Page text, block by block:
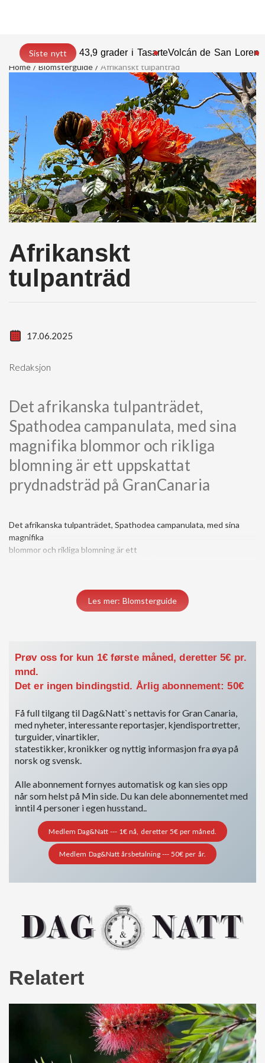
Siste nytt 43,9 grader i TasarteVolcán de San
Home
Blomsterguide Afrikanskt tulpanträd
Afrikanskt
tulpanträd
17.06.2025
Redaksjon
Det afrikanska tulpanträdet,
Spathodea campanulata, med sina
magnifika blommor och rikliga
blomning är ett uppskattat
prydnadsträd på GranCanaria
Det afrikanska tulpanträdet, Spathodea campanulata, med sina
magnifika
blommor och rikliga blomning är ett
Vis medlemsnivåer Logg inn her
Les mer: Blomsterguide
Prøv oss for kun 1€ første måned, deretter 5€ pr.
mnd.
Det er ingen bindingstid. Årlig abonnement: 50€
Få full tilgang til Dag&Natt`s nettavis for Gran Canaria,
med nyheter, interessante reportasjer, kjendisportretter,
turguider, vinartikler,
statestikker, kronikker og nyttig informasjon fra øya på
norsk og svensk.
Alle abonnement fornyes automatisk og kan sies opp
når som helst på Min side. Du kan dele abonnementet med
inntil 4 personer i egen husstand..
Medlem Dag&Natt --- 1€ nå, deretter 5€ per måned.
Medlem Dag&Natt årsbetalning --- 50€ per år.
Relatert